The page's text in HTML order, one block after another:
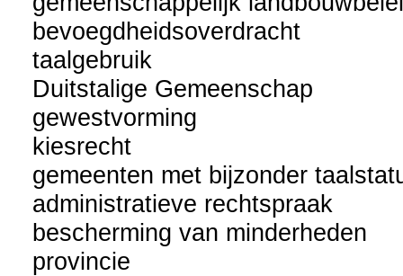
bevoegdheidsoverdracht
taalgebruik
Duitstalige Gemeenschap
gewestvorming
kiesrecht
gemeenten met bijzonder
administratieve rechtspraak
bescherming van minderheden
provincie